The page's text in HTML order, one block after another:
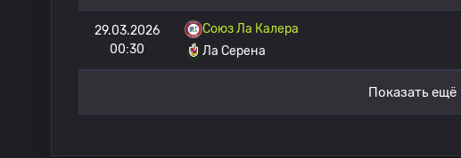
29.03.2026
00:30
Союз Ла Калера
Ла Серена
Показать ещё